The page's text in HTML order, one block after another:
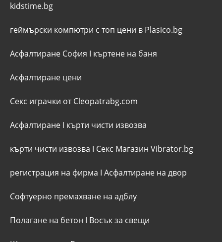
kidstime.bg
геймърски компютри с топ цени в Plasico.bg
Асфалтиране София I къртене на баня
Асфалтиране цени
Секс играчки от Cleopatrabg.com
Асфалтиране I кърти чисти извозва
кърти чисти извозва I Секс Магазин Vibrator.bg
регистрация на фирма I Асфалтиране на двор
Софтуерно премахване на адблу
Полагане на бетон I Восък за свещи